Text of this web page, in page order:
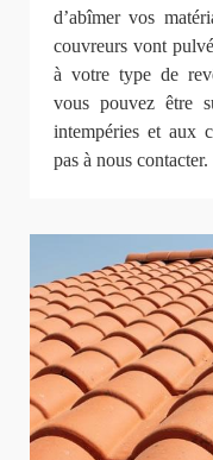
d’abîmer vos
couvreurs vont
à votre type de
vous pouvez être
intempéries et aux
pas à nous contacter.